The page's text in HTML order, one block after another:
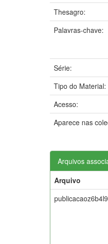
Thesagro:
Palavras-chave:
Série:
Tipo do Material:
Acesso:
Aparece nas
Arquivos
Arquivo